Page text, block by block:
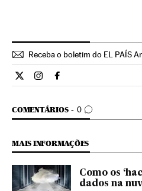
Receba o boletim do EL PAÍS
Estilo El País Brasil en Twitter
Estilo El País Brasil en
Estilo El País Brasil
COMENTÁRIOS 0
COMENTÁRIOS
MAIS INFORMAÇÕES
Como os
dados na